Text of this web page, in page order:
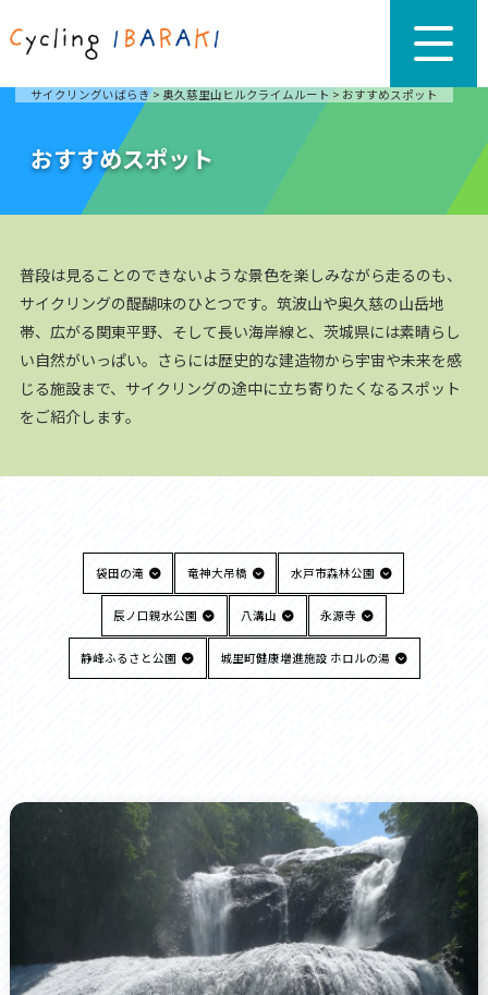
サイクリングいばらき> 奥久慈里山ヒルクライムルート > おすすめスポット
おすすめスポット
普段は見ることのできないような景色を楽しみながら走るのも、
サイクリングの醍醐味のひとつです。筑波山や奥久慈の山岳地
帯、広がる関東平野、そして長い海岸線と、茨城県には素晴らし
い自然がいっぱい。さらには歴史的な建造物から宇宙や未来を感
じる施設まで、サイクリングの途中に立ち寄りたくなるスポット
をご紹介します。
袋田の滝 竜神大吊橋 水戸市森林公園
辰ノ口親水公園 八溝山 永源寺
静峰ふるさと公園 城里町健康増進施設 ホロルの湯